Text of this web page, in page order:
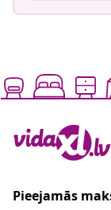
Pieejamās